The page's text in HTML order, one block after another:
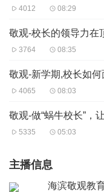
4012 08:29
3764 08:35
4065 08:03
5335 05:03
主播信息
海滨敬观教